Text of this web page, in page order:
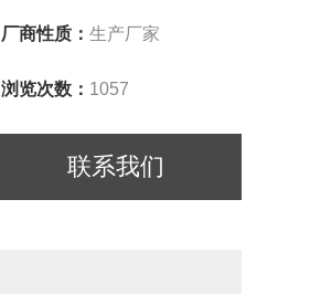
厂商性质： 生产厂家
浏览次数： 1057
联系我们